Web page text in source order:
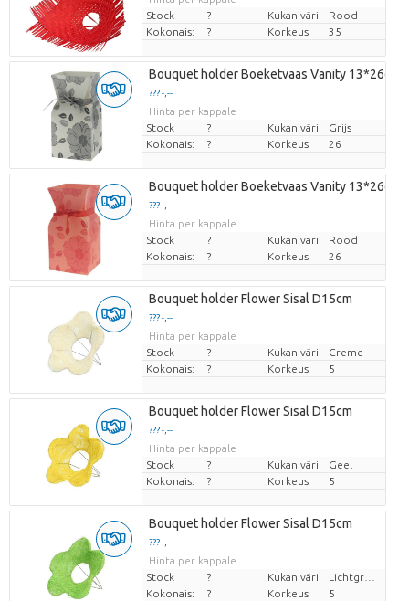
Stock
? Kukan väri
Rood
Kokonais:
? Korkeus 35
Bouquet holder Boeketvaas Vanity 13*26cm
??? -,--
Hinta per kappale
Stock
? Kukan väri
Grijs
Kokonais:
? Korkeus 26
Bouquet holder Boeketvaas Vanity 13*26cm
??? -,--
Hinta per kappale
Stock
? Kukan väri
Rood
Kokonais:
? Korkeus 26
Bouquet holder Flower Sisal D15cm
??? -,--
Hinta per kappale
Stock
? Kukan väri
Creme
Kokonais:
? Korkeus 5
Bouquet holder Flower Sisal D15cm
??? -,--
Hinta per kappale
Stock
? Kukan väri
Geel
Kokonais:
? Korkeus 5
Bouquet holder Flower Sisal D15cm
??? -,--
Hinta per kappale
Stock
? Kukan väri
Kokonais:
? Korkeus 5